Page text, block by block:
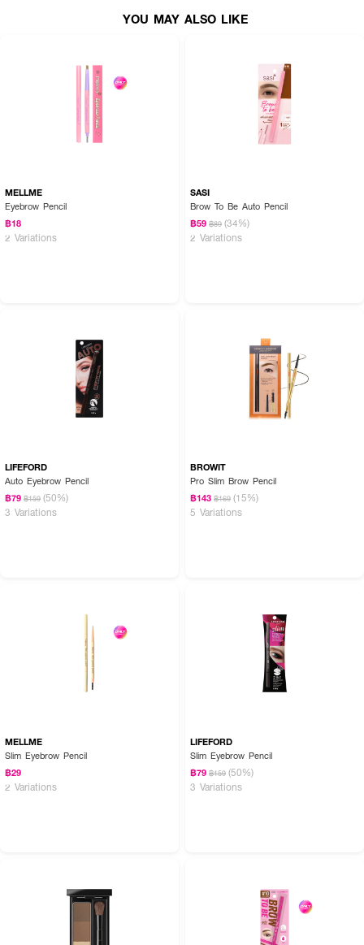
YOU MAY ALSO LIKE
MELLME
Eyebrow Pencil
฿18
2 Variations
SASI
Brow To Be Auto Pencil
฿59 ฿89 (34%)
2 Variations
LIFEFORD
Auto Eyebrow Pencil
฿79 ฿159 (50%)
3 Variations
BROWIT
Pro Slim Brow Pencil
฿143 ฿169 (15%)
5 Variations
MELLME
Slim Eyebrow Pencil
฿29
2 Variations
LIFEFORD
Slim Eyebrow Pencil
฿79 ฿159 (50%)
3 Variations